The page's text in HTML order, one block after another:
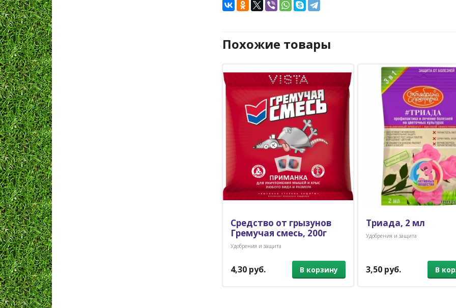
Похожие товары
Средство от грызунов
Гремучая смесь, 200г
Удобрения и защита
4,30 руб. В корзину
Триада, 2 мл
Удобрения и защита
3,50 руб. В